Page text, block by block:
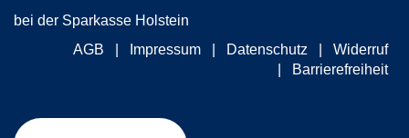
bei der Sparkasse Holstein
AGB
Impressum Datenschutz
Widerruf
Barrierefreiheit